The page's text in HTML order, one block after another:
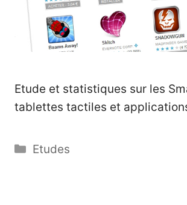
Etude et statistiques sur les
tablettes tactiles et
Catégories
Etudes